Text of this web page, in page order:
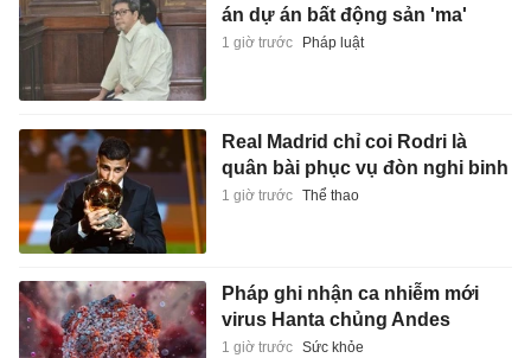
án dự án bất động sản 'ma'
1 giờ trước Pháp luật
Real Madrid chỉ coi Rodri là
quân bài phục vụ đòn nghi binh
1 giờ trước Thể thao
Pháp ghi nhận ca nhiễm mới
virus Hanta chủng Andes
1 giờ trước Sức khỏe